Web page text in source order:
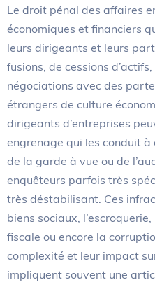
Le droit pénal des affaires
économiques et financiers
leurs dirigeants et leurs
fusions, de cessions
négociations avec des
étrangers de culture
dirigeants d’entreprises
engrenage qui les conduit
de la garde à vue ou de
enquêteurs parfois très
très déstabilisant. Ces
biens sociaux,
fiscale ou encore la
complexité et leur impact
impliquent souvent une